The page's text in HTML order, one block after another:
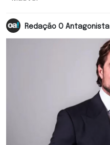
Redação O Antagonista